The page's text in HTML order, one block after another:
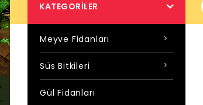
KATEGORILER
Meyve Fidanları
Süs Bitkileri
Gül Fidanları